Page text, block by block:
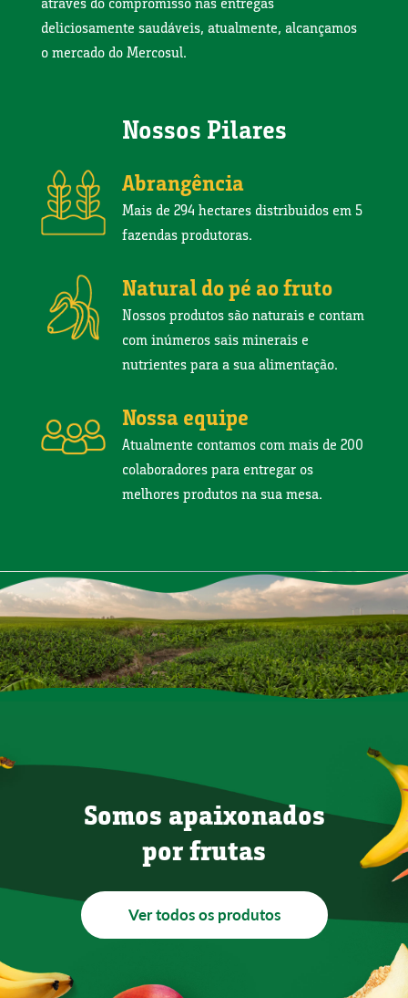
deliciosamente saudáveis, atualmente, alcançamos
o mercado do Mercosul.
Nossos Pilares
Abrangência
Mais de 294 hectares distribuidos em 5
fazendas produtoras.
Natural do pé ao fruto
Nossos produtos são naturais e contam
com inúmeros sais minerais e
nutrientes para a sua alimentação.
Nossa equipe
Atualmente contamos com mais de 200
colaboradores para entregar os
melhores produtos na sua mesa.
Somos apaixonados
por frutas
Ver todos os produtos